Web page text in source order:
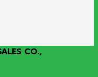
CO.,